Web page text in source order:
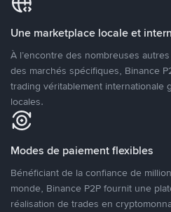
Une marketplace locale et
À l’encontre des nombreuses
des marchés spécifiques, Binance
trading véritablement internationale
locales.
Modes de paiement flexibles
Bénéficiant de la confiance de
monde, Binance P2P fournit une
réalisation de trades en